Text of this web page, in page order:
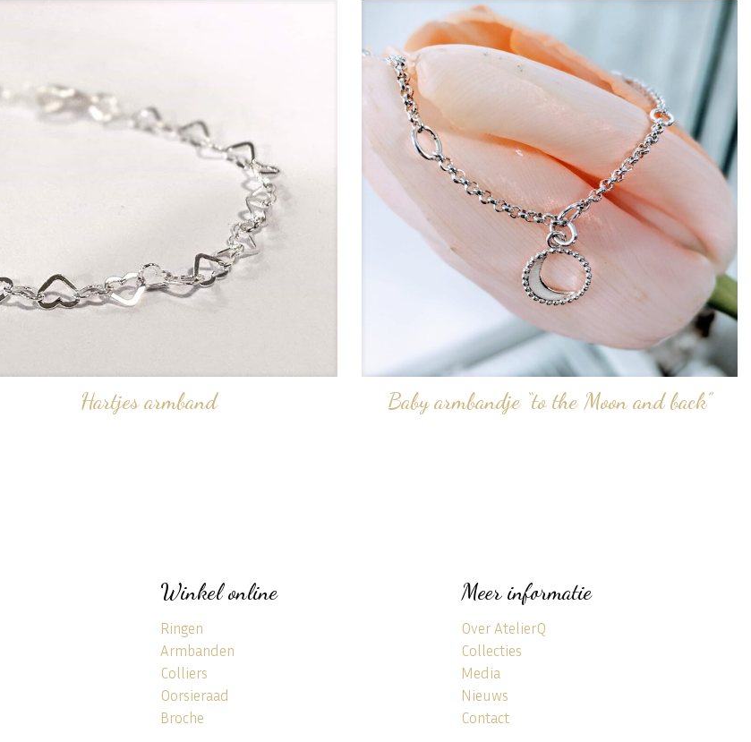
Hartjes armband Baby armbandje “to the Moon and back”
Winkel online
Ringen
Armbanden
Colliers
Oorsieraad
Broche
Meer informatie
Over AtelierQ
Collecties
Media
Nieuws
Contact